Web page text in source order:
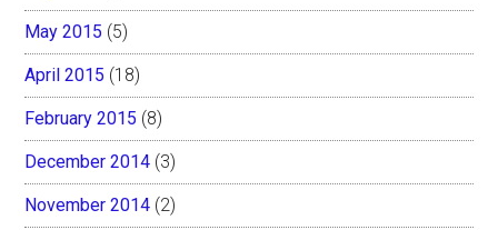
May 2015 (5)
April 2015 (18)
February 2015 (8)
December 2014 (3)
November 2014 (2)